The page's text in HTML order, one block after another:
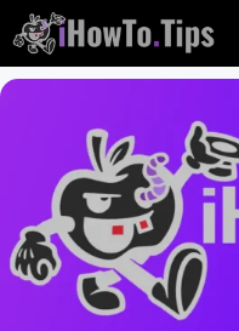
Παραλείψτε
το
περιεχόμενο